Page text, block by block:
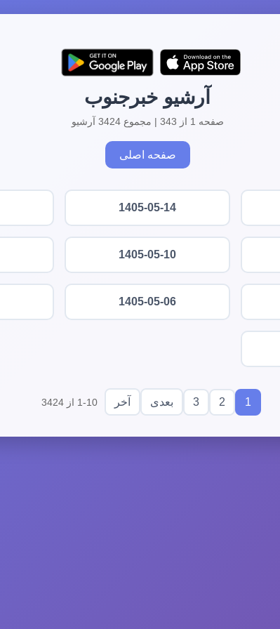
آرشیو خبرجنوب
صفحه 1 از 343 | مجموع 3424 آرشیو
صفحه اصلی
1405-05-14
1405-05-10
1405-05-06
1
2
3 بعدی آخر 1-10 از 3424